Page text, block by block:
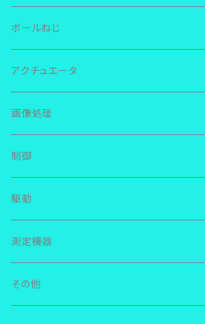
ＴＨＫ ＬＭガイド
ＲＳＲ
ＳＲＳ
ＨＲＷ
ＩＫＯ リニアウェイ
ＬＷＬ
ＬＷＥＳ
ＮＳＫ リニアガイド
ＬＥ
ＬＨ
その他
ボールねじ
ＴＨＫ
ＮＳＫ
その他
アクチュエータ
画像処理
制御
駆動
測定機器
その他